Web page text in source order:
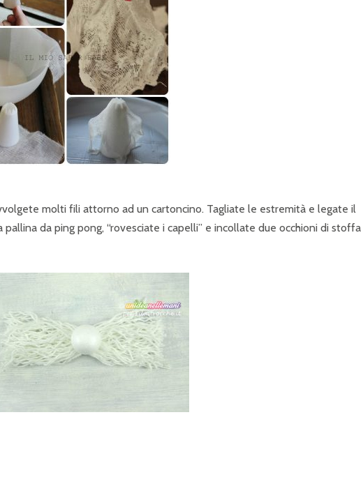
molti fili attorno ad un cartoncino. Tagliate le estremità e legate il
da ping pong, “rovesciate i capelli” e incollate due occhioni di stoffa